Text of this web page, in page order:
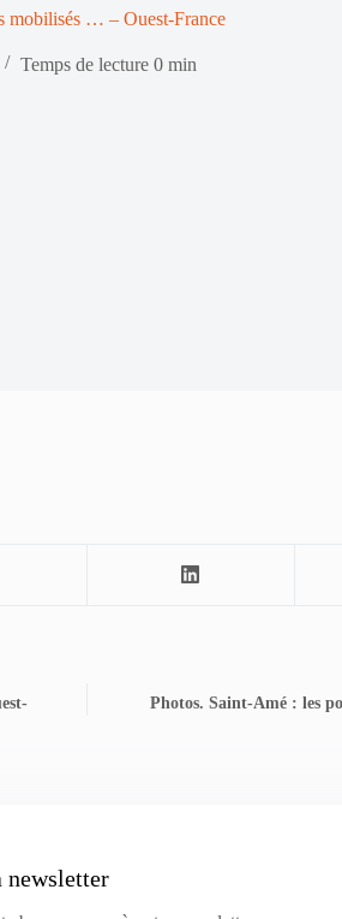
mobilisés … – Ouest-France
Temps de lecture 0 min
Photos. Saint-Amé : les
newsletter